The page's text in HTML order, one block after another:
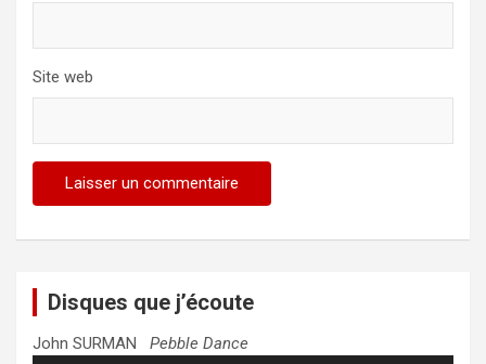
Site web
Disques que j’écoute
John SURMAN Pebble Dance